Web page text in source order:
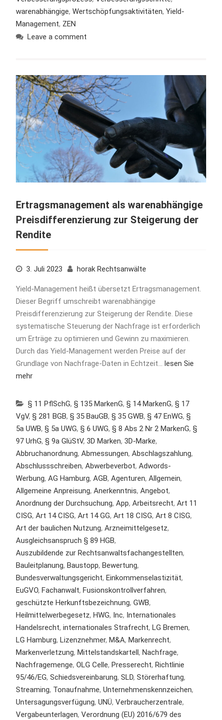
warenabhängige, Wertschöpfungsaktivitäten, Yield-
Management, ZEN
Leave a comment
Ertragsmanagement als warenabhängige
Preisdifferenzierung zur Steigerung der
Rendite
3. Juli 2023 horak Rechtsanwälte
Yield-Management heißt übersetzt Ertragsmanagement.
Dieser Begriff umschreibt warenabhängige
Preisdifferenzierung zur Steigerung der Rendite. Diese
systematische Steuerung der Nachfrage ist erforderlich
um Erträge zu optimieren und Gewinn zu maximieren.
Durch das Yield-Management werden Preise auf der
Grundlage von Nachfrage-Daten in Echtzeit… lesen Sie
mehr
§ 11 PflSchG, § 135 MarkenG, § 14 MarkenG, § 17
VgV, § 281 BGB, § 35 BauGB, § 35 GWB, § 47 EnWG, §
5a UWB, § 5a UWG, § 6 UWG, § 8 Abs 2 Nr 2 MarkenG, §
97 UrhG, § 9a GlüStV, 3D Marken, 3D-Marke,
Abbruchanordnung, Abmessungen, Abschlagszahlung,
Abschlussschreiben, Abwerbeverbot, Adwords-
Werbung, AG Hamburg, AGB, Agenturen, Allgemein,
Allgemeine Anpreisung, Anerkenntnis, Angebot,
Anordnung der Durchsuchung, App, Arbeitsrecht, Art 11
CISG, Art 14 CISG, Art 14 GG, Art 18 CISG, Art 8 CISG,
Art der baulichen Nutzung, Arzneimittelgesetz,
Ausgleichsanspruch § 89 HGB,
Auszubildende zur Rechtsanwaltsfachangestellten,
Bauleitplanung, Baustopp, Bewertung,
Bundesverwaltungsgericht, Einkommenselastizität,
EuGVO, Fachanwalt, Fusionskontrollverfahren,
geschützte Herkunftsbezeichnung, GWB,
Heilmittelwerbegesetz, HWG, Inc, Internationales
Handelsrecht, internationales Strafrecht, LG Bremen,
LG Hamburg, Lizenznehmer, M&A, Markenrecht,
Markenverletzung, Mittelstandskartell , Nachfrage,
Nachfragemenge, OLG Celle, Presserecht, Richtlinie
95/46/EG, Schiedsvereinbarung, SLD, Störerhaftung,
Streaming, Tonaufnahme, Unternehmenskennzeichen,
Untersagungsverfügung, UNÜ, Verbraucherzentrale,
Vergabeunterlagen, Verordnung (EU) 2016/679 des